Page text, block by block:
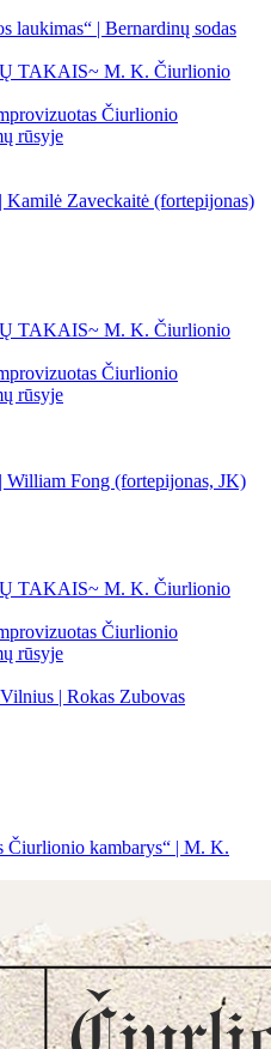
laukimas“ | Bernardinų sodas
TAKAIS~ M. K. Čiurlionio
Čiurlionio
rūsyje
Zaveckaitė (fortepijonas)
TAKAIS~ M. K. Čiurlionio
Čiurlionio
rūsyje
Fong (fortepijonas, JK)
TAKAIS~ M. K. Čiurlionio
Čiurlionio
rūsyje
| Rokas Zubovas
Čiurlionio kambarys“ | M. K.